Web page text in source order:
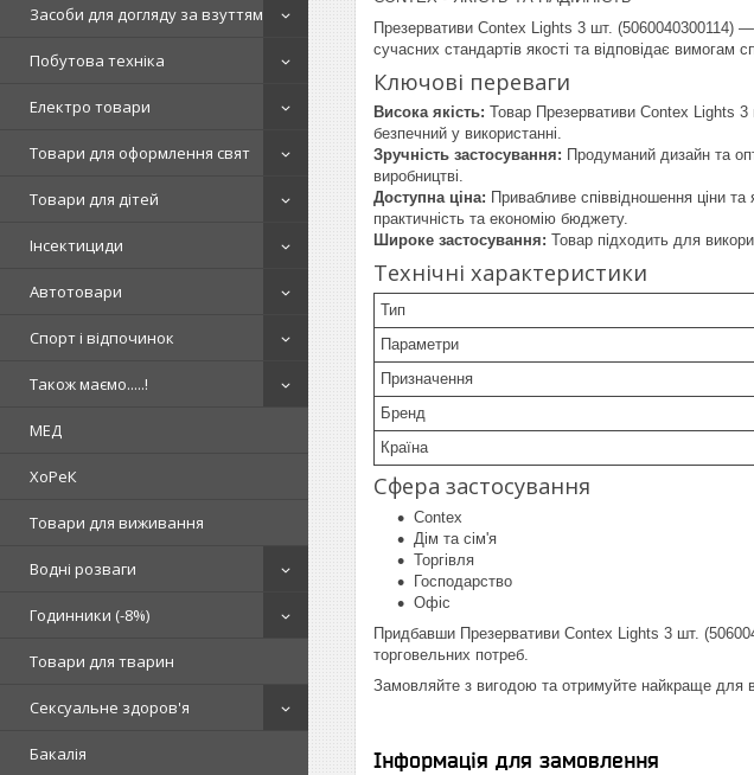
Засоби для догляду за взуттям
Побутова техніка
Електро товари
Товари для оформлення свят
Товари для дітей
Інсектициди
Автотовари
Спорт і відпочинок
Також маємо.....!
МЕД
ХоРеК
Товари для виживання
Водні розваги
Годинники (-8%)
Товари для тварин
Сексуальне здоров'я
Бакалія
Презервативи Contex Lights 3 шт. (5060040300114) —
сучасних стандартів якості та відповідає вимогам
Ключові переваги
Висока якість: Товар Презервативи Contex Lights 3
безпечний у використанні.
Зручність застосування: Продуманий дизайн та
виробництві.
Доступна ціна: Привабливе співвідношення ціни
практичність та економію бюджету.
Широке застосування: Товар підходить для
Технічні характеристики
Тип
Параметри
Призначення
Бренд
Країна
Сфера застосування
Contex
Дім та сім'я
Торгівля
Господарство
Офіс
Придбавши Презервативи Contex Lights 3 шт.
торговельних потреб.
Замовляйте з вигодою та отримуйте найкраще для
Інформація для замовлення